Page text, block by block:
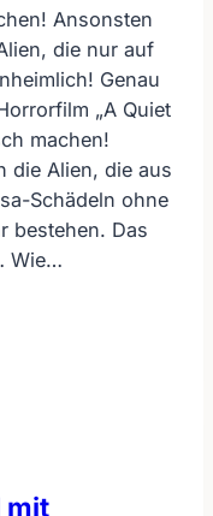
Ansonsten
die nur auf
Genau
„A Quiet
machen!
die Alien, die aus
Schädeln ohne
bestehen. Das
Wie…
mit